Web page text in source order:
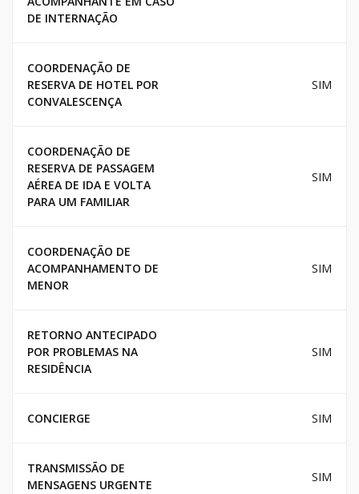
DE INTERNAÇÃO
COORDENAÇÃO DE
RESERVA DE HOTEL POR
CONVALESCENÇA
SIM
COORDENAÇÃO DE
RESERVA DE PASSAGEM
AÉREA DE IDA E VOLTA
PARA UM FAMILIAR
SIM
COORDENAÇÃO DE
ACOMPANHAMENTO DE
MENOR
SIM
RETORNO ANTECIPADO
POR PROBLEMAS NA
RESIDÊNCIA
SIM
CONCIERGE SIM
TRANSMISSÃO DE
MENSAGENS URGENTE
SIM